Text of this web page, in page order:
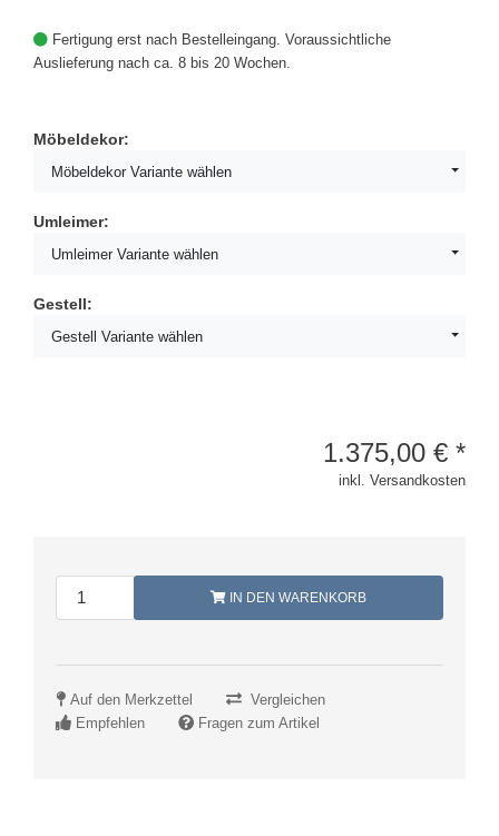
Fertigung erst nach Bestelleingang. Voraussichtliche
Auslieferung nach ca. 8 bis 20 Wochen.
Möbeldekor:
Möbeldekor Variante wählen
Umleimer:
Umleimer Variante wählen
Gestell:
Gestell Variante wählen
1.375,00 € *
inkl. Versandkosten
IN DEN WARENKORB
Auf den Merkzettel
Vergleichen
Empfehlen
Fragen zum Artikel